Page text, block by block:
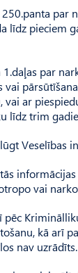
līdz pieciem
par
vai
ar
līdz trim
Veselības
vai
kā arī
nav uzrādīts.